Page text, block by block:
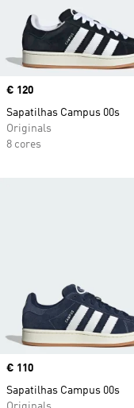
Price
€ 120
Sapatilhas Campus 00s
Originals
8 cores
Price
€ 110
Sapatilhas Campus 00s